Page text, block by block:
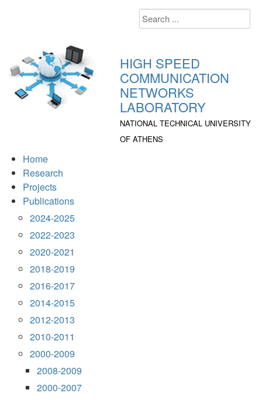
Search
...
HIGH SPEED
COMMUNICATION
NETWORKS
LABORATORY
NATIONAL TECHNICAL UNIVERSITY
OF ATHENS
Home
Research
Projects
Publications
2024-2025
2022-2023
2020-2021
2018-2019
2016-2017
2014-2015
2012-2013
2010-2011
2000-2009
2008-2009
2000-2007